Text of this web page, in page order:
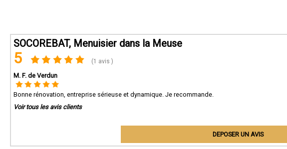
SOCOREBAT, Menuisier dans la Meuse
5 (1 avis )
M. F. de Verdun
Bonne rénovation, entreprise sérieuse et dynamique. Je recommande.
Voir tous les avis clients
DEPOSER UN AVIS